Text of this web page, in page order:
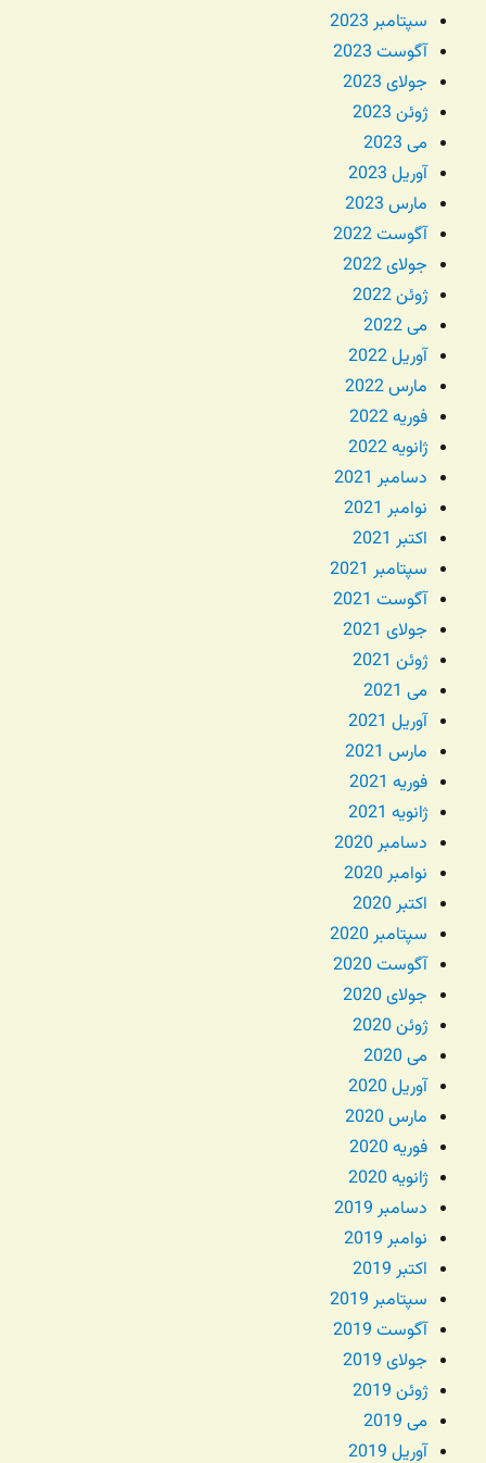
سپتامبر 2023
آگوست 2023
جولای 2023
ژوئن 2023
می 2023
آوریل 2023
مارس 2023
آگوست 2022
جولای 2022
ژوئن 2022
می 2022
آوریل 2022
مارس 2022
فوریه 2022
ژانویه 2022
دسامبر 2021
نوامبر 2021
اکتبر 2021
سپتامبر 2021
آگوست 2021
جولای 2021
ژوئن 2021
می 2021
آوریل 2021
مارس 2021
فوریه 2021
ژانویه 2021
دسامبر 2020
نوامبر 2020
اکتبر 2020
سپتامبر 2020
آگوست 2020
جولای 2020
ژوئن 2020
می 2020
آوریل 2020
مارس 2020
فوریه 2020
ژانویه 2020
دسامبر 2019
نوامبر 2019
اکتبر 2019
سپتامبر 2019
آگوست 2019
جولای 2019
ژوئن 2019
می 2019
آوریل 2019